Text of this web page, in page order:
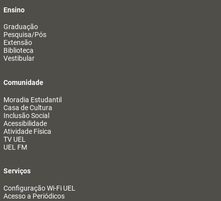
Ensino
Graduação
Pesquisa/Pós
Extensão
Biblioteca
Vestibular
Comunidade
Moradia Estudantil
Casa de Cultura
Inclusão Social
Acessibilidade
Atividade Física
TV UEL
UEL FM
Serviços
Configuração Wi-Fi UEL
Acesso a Periódicos